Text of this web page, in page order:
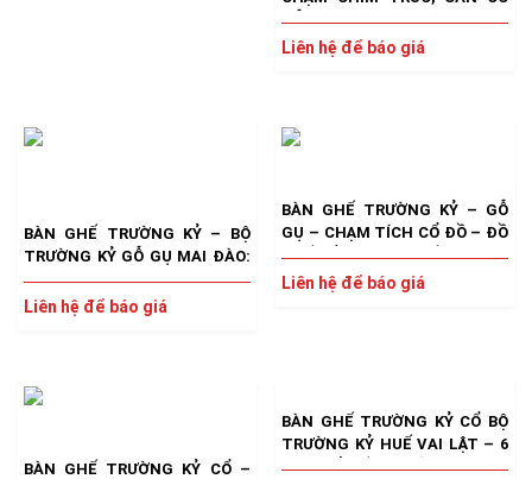
GỖ GỤ
Liên hệ để báo giá
BÀN GHẾ TRƯỜNG KỶ – BỘ
TRƯỜNG KỶ GỖ GỤ MAI ĐÀO:
ĐẸP & ĐỘC ĐÁO
Liên hệ để báo giá
BÀN GHẾ TRƯỜNG KỶ – GỖ
GỤ – CHẠM TÍCH CỔ ĐỒ – ĐỒ
HUẾ CỔ XƯA ĐẸP HIẾM GẶP
Liên hệ để báo giá
BÀN GHẾ TRƯỜNG KỶ CỔ –
BÀN GHẾ TRƯỜNG KỶ CỔ BỘ
TRƯỜNG KỶ HUẾ VAI LẬT – 6
MÓN CẨN ỐC XÀ CỪ